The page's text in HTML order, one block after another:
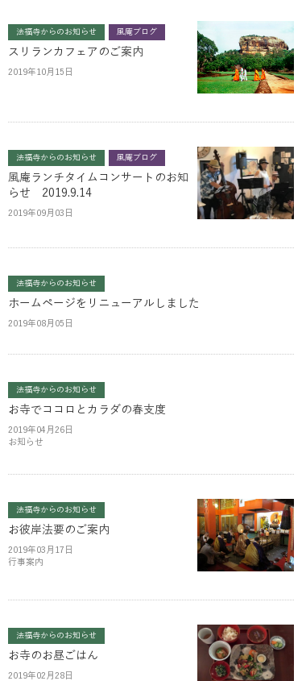
法福寺からのお知らせ 風庵ブログ
スリランカフェアのご案内
2019年10月15日
法福寺からのお知らせ 風庵ブログ
風庵ランチタイムコンサートのお知
らせ 2019.9.14
2019年09月03日
法福寺からのお知らせ
ホームページをリニューアルしました
2019年08月05日
法福寺からのお知らせ
お寺でココロとカラダの春支度
2019年04月26日
お知らせ
法福寺からのお知らせ
お彼岸法要のご案内
2019年03月17日
行事案内
法福寺からのお知らせ
お寺のお昼ごはん
2019年02月28日